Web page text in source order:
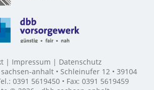
Impressum
Datenschutz
anhalt • Schleinufer 12 • 39104
0391 5619450 • Fax: 0391 5619459